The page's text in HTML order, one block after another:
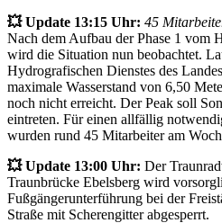
💥 Update 13:15 Uhr: 45
Nach dem Aufbau der Phase 1 vom
wird die Situation nun beobachtet.
Hydrografischen Dienstes des
maximale Wasserstand von 6,50
noch nicht erreicht. Der Peak soll
eintreten. Für einen allfällig
wurden rund 45 Mitarbeiter am
💥 Update 13:00 Uhr: Der
Traunbrücke Ebelsberg wird
Fußgängerunterführung bei der
Straße mit Scherengitter abgesperrt.